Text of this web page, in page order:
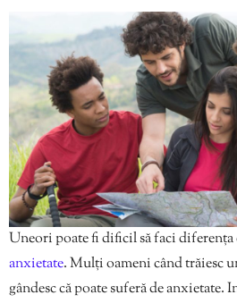
Uneori poate fi dificil să faci
anxietate. Mulți oameni când trăiesc
gândesc că poate suferă de anxietate.